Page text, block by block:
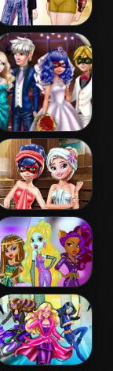
Princess
Coachella Style
Dress 1
Ladybug
Wedding Royal
Guests
Ladybug Sauna
Realife
Princess Vs
Monster
Supermodel
Battle